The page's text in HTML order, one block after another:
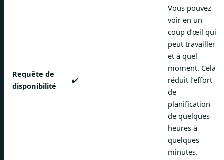
Requête de
disponibilité
✔️
Vous pouvez
voir en un
coup d’œil qui
peut travailler
et à quel
moment. Cela
réduit l’effort
de
planification
de quelques
heures à
quelques
minutes.